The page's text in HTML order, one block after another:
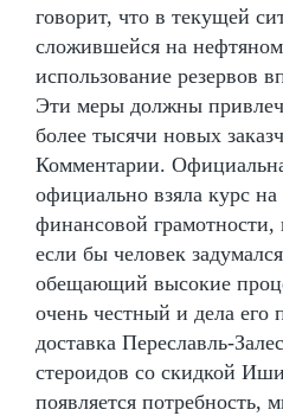
говорит, что в текущей
сложившейся на
использование резервов
Эти меры должны
более тысячи новых
Комментарии.
официально взяла курс
финансовой
если бы человек
обещающий высокие
очень честный и дела его
доставка Переславль-
стероидов со скидкой
появляется потребность,